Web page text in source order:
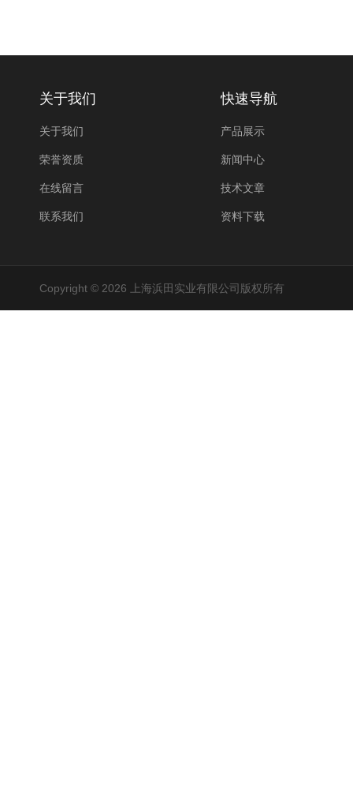
关于我们
关于我们
荣誉资质
在线留言
联系我们
快速导航
产品展示
新闻中心
技术文章
资料下载
Copyright © 2026 上海浜田实业有限公司版权所有